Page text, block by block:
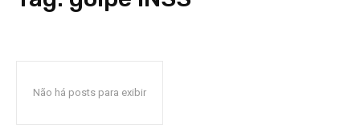
Não há posts para exibir